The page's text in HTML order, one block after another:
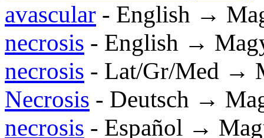
avascular - English →
necrosis - English →
necrosis - Lat/Gr/Med →
Necrosis - Deutsch →
necrosis - Español →